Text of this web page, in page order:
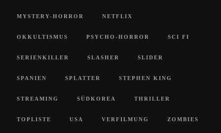
MYSTERY-HORROR NETFLIX
OKKULTISMUS PSYCHO-HORROR SCI FI
SERIENKILLER SLASHER SLIDER
SPANIEN SPLATTER STEPHEN KING
STREAMING SÜDKOREA THRILLER
TOPLISTE USA VERFILMUNG ZOMBIES